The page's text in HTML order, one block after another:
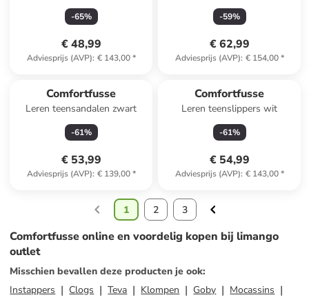
-65%
€ 48,99
Adviesprijs (AVP): € 143,00*
-59%
€ 62,99
Adviesprijs (AVP): € 154,00*
Comfortfusse
Leren teensandalen zwart
-61%
€ 53,99
Adviesprijs (AVP): € 139,00*
Comfortfusse
Leren teenslippers wit
-61%
€ 54,99
Adviesprijs (AVP): € 143,00*
1 2 3
Comfortfusse online en voordelig kopen bij limango
outlet
Misschien bevallen deze producten je ook:
Instappers
Clogs Teva Klompen Goby
Mocassins